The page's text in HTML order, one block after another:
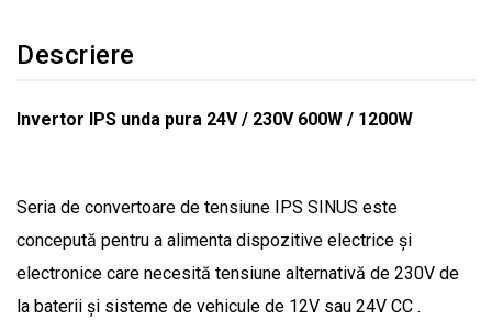
Descriere
Invertor IPS unda pura 24V / 230V 600W / 1200W
Seria de convertoare de tensiune IPS SINUS este
concepută pentru a alimenta dispozitive electrice și
electronice care necesită tensiune alternativă de 230V de
la baterii și sisteme de vehicule de 12V sau 24V CC .